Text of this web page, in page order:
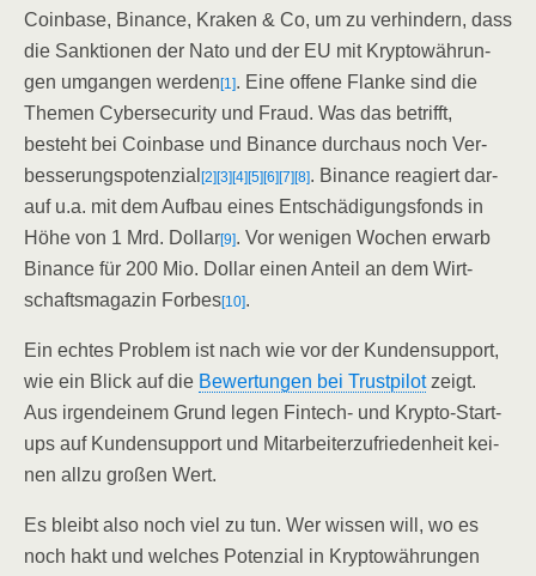
Coin­ba­se, Binan­ce, Kra­ken & Co, um zu ver­hin­dern, dass
die Sank­tio­nen der Nato und der EU mit Kryp­to­wäh­run­
gen umgan­gen wer­den [1]. Eine offe­ne Flan­ke sind die
The­men Cyber­se­cu­ri­ty und Fraud. Was das betrifft,
besteht bei Coin­ba­se und Binan­ce durch­aus noch Ver­
bes­se­rungs­po­ten­zi­al [2] [3] [4] [5] [6] [7] [8]. Binan­ce reagiert dar­
auf u.a. mit dem Auf­bau eines Ent­schä­di­gungs­fonds in
Höhe von 1 Mrd. Dol­lar[9]. Vor weni­gen Wochen erwarb
Binan­ce für 200 Mio. Dol­lar einen Anteil an dem Wirt­
schafts­ma­ga­zin For­bes[10].
Ein ech­tes Pro­blem ist nach wie vor der Kun­den­sup­port,
wie ein Blick auf die Bewer­tun­gen bei Trust­pi­lotzeigt.
Aus irgend­ei­nem Grund legen Fin­tech- und Kryp­to-Start­
ups auf Kun­den­sup­port und Mit­ar­bei­ter­zu­frie­den­heit kei­
nen all­zu gro­ßen Wert.
Es bleibt also noch viel zu tun. Wer wis­sen will, wo es
noch hakt und wel­ches Poten­zi­al in Kryp­to­wäh­run­gen